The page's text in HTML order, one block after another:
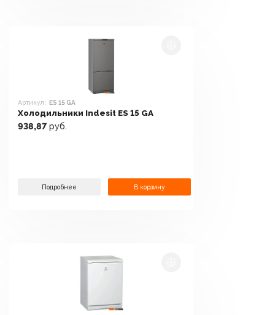
Артикул: ES 15 GA
Холодильники Indesit ES 15 GA
938,87 руб.
Подробнее В корзину